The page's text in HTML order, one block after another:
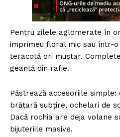
Pentru zilele aglomerate în
imprimeu floral mic sau într-
teracotă ori muștar.
geantă din rafie.
Păstrează accesoriile simple:
brățară subțire, ochelari de
Dacă rochia are deja volane
bijuteriile masive.